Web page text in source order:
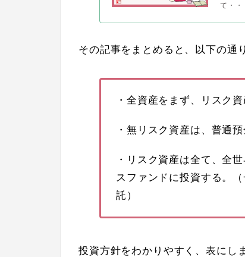
て・
その記事をまとめると、以下の通
・全資産をまず、リスク
・無リスク資産は、普通
・リスク資産は全て、全
スファンドに投資する。
託）
投資方針をわかりやすく、表にし